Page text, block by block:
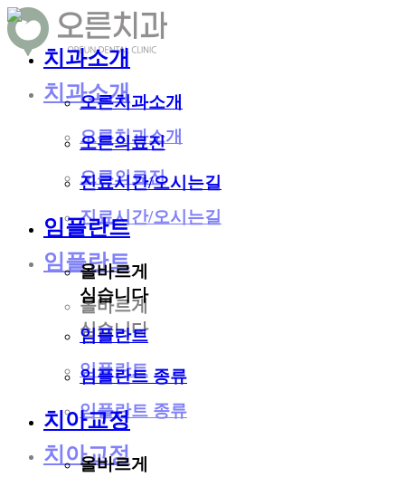
치과소개
오른치과소개
오른의료진
진료시간/오시는길
임플란트
올바르게
심습니다
임플란트
임플란트 종류
치아교정
올바르게
치과소개
오른치과소개
오른의료진
진료시간/오시는길
임플란트
올바르게
심습니다
임플란트
임플란트 종류
치아교정